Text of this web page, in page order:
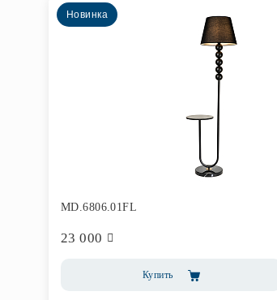
Новинка
MD.6806.01FL
23 000
Купить